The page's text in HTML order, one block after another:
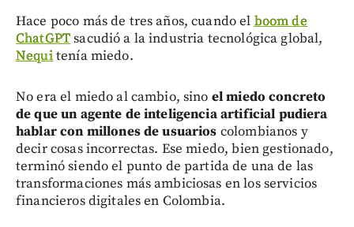
Hace poco más de tres años, cuando el boom de
ChatGPTsacudió a la industria tecnológica global,
Nequitenía miedo.
No era el miedo al cambio, sino el miedo concreto
de que un agente de inteligencia artificial pudiera
hablar con millones de usuarios colombianos y
decir cosas incorrectas. Ese miedo, bien gestionado,
terminó siendo el punto de partida de una de las
transformaciones más ambiciosas en los servicios
financieros digitales en Colombia.